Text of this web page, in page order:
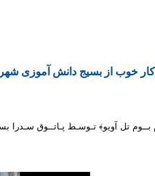
کار خوب از بسیج دانش آموزی
بــوم تل آویو﴾ تـوسـط پـاتــوق سـدرا